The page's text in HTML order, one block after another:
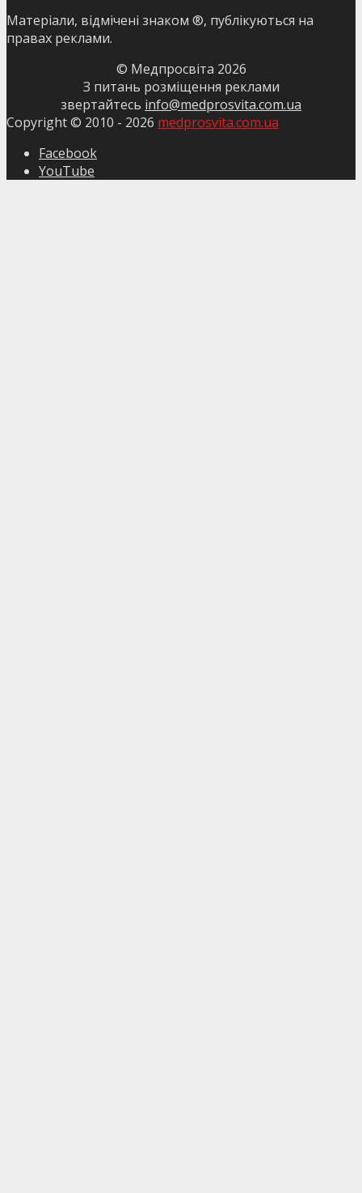
Матеріали, відмічені знаком ®, публікуються на
правах реклами.
© Медпросвіта 2026
З питань розміщення реклами
звертайтесь info@medprosvita.com.ua
Copyright © 2010 - 2026 medprosvita.com.ua
Facebook
YouTube